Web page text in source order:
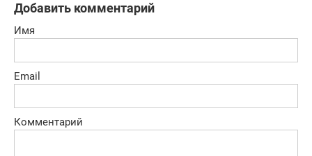
Добавить комментарий
Имя
Email
Комментарий